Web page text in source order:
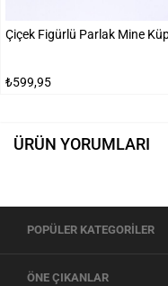
Çiçek Figürlü Parlak Mine
₺599,95
ÜRÜN YORUMLARI
POPÜLER KATEGORİLER
ÖNE ÇIKANLAR